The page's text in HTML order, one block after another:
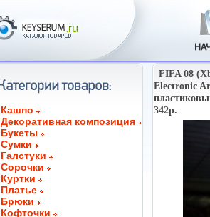
Кашпо
Декоративная композиция
Букеты
Сумки
Галстуки
Сорочки
Куртки
Платье
Брюки
Кофточки
FIFA 08
Electronic
342p.